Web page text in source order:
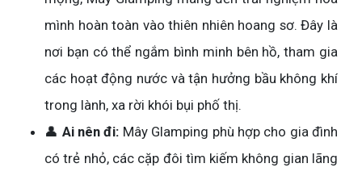
mình hoàn toàn vào thiên nhiên hoang sơ. Đây là
nơi bạn có thể ngắm bình minh bên hồ, tham gia
các hoạt động nước và tận hưởng bầu không khí
trong lành, xa rời khói bụi phố thị.
👤 Ai nên đi: Mây Glamping phù hợp cho gia đình
có trẻ nhỏ, các cặp đôi tìm kiếm không gian lãng